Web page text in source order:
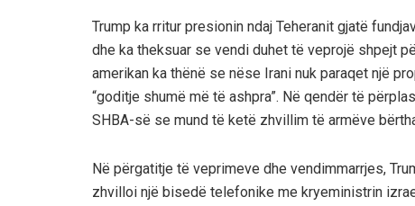
Trump ka rritur presionin ndaj Teheranit gjatë
dhe ka theksuar se vendi duhet të veprojë shpejt
amerikan ka thënë se nëse Irani nuk paraqet një
“goditje shumë më të ashpra”. Në qendër të
SHBA-së se mund të ketë zhvillim të armëve
Në përgatitje të veprimeve dhe vendimmarrjes,
zhvilloi një bisedë telefonike me kryeministrin